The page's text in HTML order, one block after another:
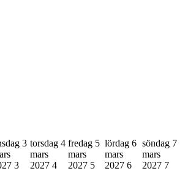
3
3
torsdag 4
mars
2027 4
fredag 5
mars
2027 5
lördag 6
mars
2027 6
söndag 7
mars
2027 7